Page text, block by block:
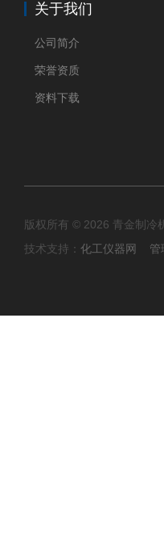
关于我们
公司简介
荣誉资质
资料下载
版权所有 © 2026 青金制
技术支持： 化工仪器网 管